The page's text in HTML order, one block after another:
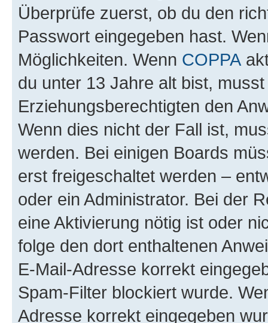
Überprüfe zuerst, ob du den
Passwort eingegeben hast.
Möglichkeiten. Wenn COPPA
du unter 13 Jahre alt bist,
Erziehungsberechtigten den
Wenn dies nicht der Fall ist,
werden. Bei einigen Boards
erst freigeschaltet werden –
oder ein Administrator. Bei der
eine Aktivierung nötig ist oder
folge den dort enthaltenen
E-Mail-Adresse korrekt
Spam-Filter blockiert wurde.
Adresse korrekt eingegeben